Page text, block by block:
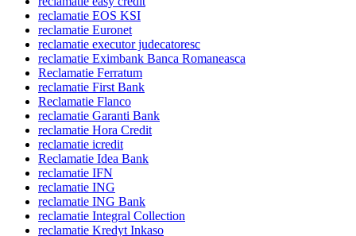
reclamatie EOS KSI
reclamatie Euronet
reclamatie executor judecatoresc
reclamatie Eximbank Banca Romaneasca
Reclamatie Ferratum
reclamatie First Bank
Reclamatie Flanco
reclamatie Garanti Bank
reclamatie Hora Credit
reclamatie icredit
Reclamatie Idea Bank
reclamatie IFN
reclamatie ING
reclamatie ING Bank
reclamatie Integral Collection
reclamatie Kredyt Inkaso